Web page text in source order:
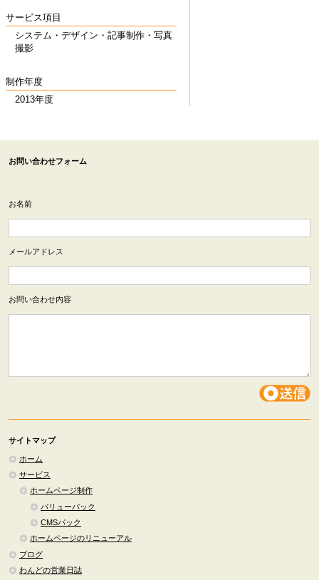
サービス項目
システム・デザイン・記事制作・写真
撮影
制作年度
2013年度
お問い合わせフォーム
お名前
メールアドレス
お問い合わせ内容
サイトマップ
ホーム
サービス
ホームページ制作
バリューパック
CMSパック
ホームページのリニューアル
ブログ
わんどの営業日誌